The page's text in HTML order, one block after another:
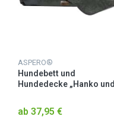
ASPERO®
Hundebett und
Hundedecke „Hanko und
ab 37,95 €